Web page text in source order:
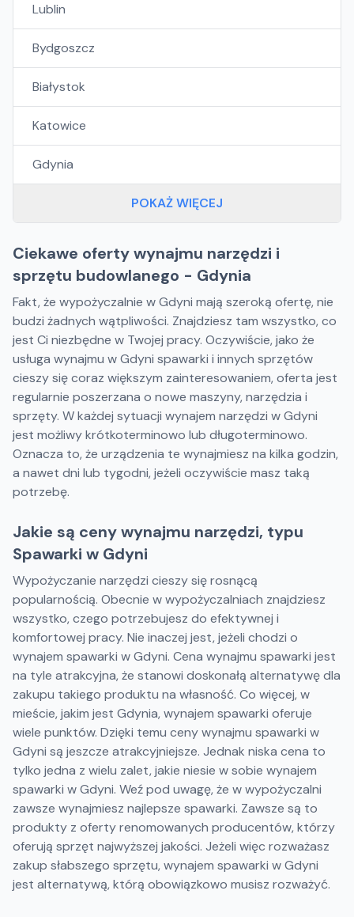
Lublin
Bydgoszcz
Białystok
Katowice
Gdynia
POKAŻ WIĘCEJ
Ciekawe oferty wynajmu narzędzi i
sprzętu budowlanego - Gdynia
Fakt, że wypożyczalnie w Gdyni mają szeroką ofertę, nie
budzi żadnych wątpliwości. Znajdziesz tam wszystko, co
jest Ci niezbędne w Twojej pracy. Oczywiście, jako że
usługa wynajmu w Gdyni spawarki i innych sprzętów
cieszy się coraz większym zainteresowaniem, oferta jest
regularnie poszerzana o nowe maszyny, narzędzia i
sprzęty. W każdej sytuacji wynajem narzędzi w Gdyni
jest możliwy krótkoterminowo lub długoterminowo.
Oznacza to, że urządzenia te wynajmiesz na kilka godzin,
a nawet dni lub tygodni, jeżeli oczywiście masz taką
potrzebę.
Jakie są ceny wynajmu narzędzi, typu
Spawarki w Gdyni
Wypożyczanie narzędzi cieszy się rosnącą
popularnością. Obecnie w wypożyczalniach znajdziesz
wszystko, czego potrzebujesz do efektywnej i
komfortowej pracy. Nie inaczej jest, jeżeli chodzi o
wynajem spawarki w Gdyni. Cena wynajmu spawarki jest
na tyle atrakcyjna, że stanowi doskonałą alternatywę dla
zakupu takiego produktu na własność. Co więcej, w
mieście, jakim jest Gdynia, wynajem spawarki oferuje
wiele punktów. Dzięki temu ceny wynajmu spawarki w
Gdyni są jeszcze atrakcyjniejsze. Jednak niska cena to
tylko jedna z wielu zalet, jakie niesie w sobie wynajem
spawarki w Gdyni. Weź pod uwagę, że w wypożyczalni
zawsze wynajmiesz najlepsze spawarki. Zawsze są to
produkty z oferty renomowanych producentów, którzy
oferują sprzęt najwyższej jakości. Jeżeli więc rozważasz
zakup słabszego sprzętu, wynajem spawarki w Gdyni
jest alternatywą, którą obowiązkowo musisz rozważyć.